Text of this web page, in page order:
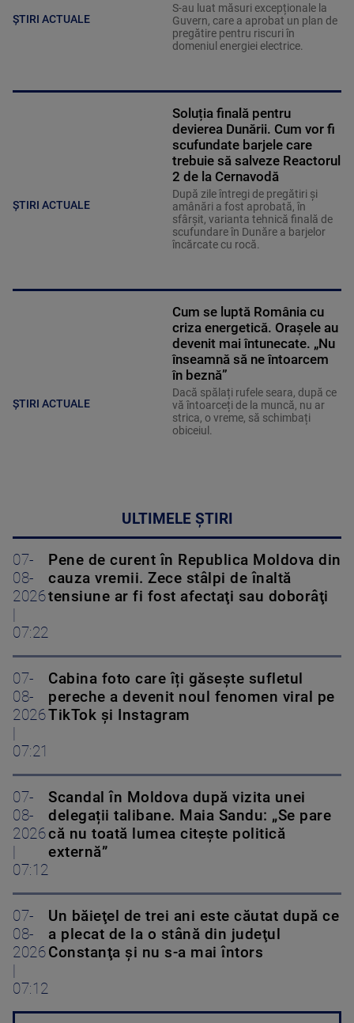
ȘTIRI ACTUALE
S-au luat măsuri excepționale la
Guvern, care a aprobat un plan de
pregătire pentru riscuri în
domeniul energiei electrice.
ȘTIRI ACTUALE
Soluția finală pentru
devierea Dunării. Cum vor fi
scufundate barjele care
trebuie să salveze Reactorul
2 de la Cernavodă
După zile întregi de pregătiri și
amânări a fost aprobată, în
sfârșit, varianta tehnică finală de
scufundare în Dunăre a barjelor
încărcate cu rocă.
ȘTIRI ACTUALE
Cum se luptă România cu
criza energetică. Orașele au
devenit mai întunecate. „Nu
înseamnă să ne întoarcem
în beznă”
Dacă spălați rufele seara, după ce
vă întoarceți de la muncă, nu ar
strica, o vreme, să schimbați
obiceiul.
ULTIMELE ȘTIRI
07-
08-
2026
07:22
Pene de curent în Republica Moldova din
cauza vremii. Zece stâlpi de înaltă
tensiune ar fi fost afectaţi sau doborâţi
07-
08-
2026
07:21
Cabina foto care îți găsește sufletul
pereche a devenit noul fenomen viral pe
TikTok și Instagram
07-
08-
2026
07:12
Scandal în Moldova după vizita unei
delegații talibane. Maia Sandu: „Se pare
că nu toată lumea citește politică
externă”
07-
08-
2026
07:12
Un băieţel de trei ani este căutat după ce
a plecat de la o stână din judeţul
Constanţa şi nu s-a mai întors